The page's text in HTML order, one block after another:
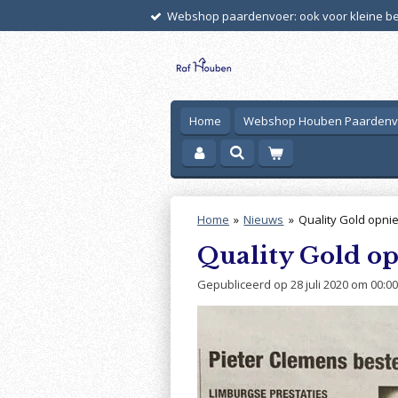
Webshop paardenvoer: ook voor kleine
Home Webshop Houben
Home » Nieuws » Quality Gold
Quality Gold
Gepubliceerd op 28 juli 2020 om 00:00